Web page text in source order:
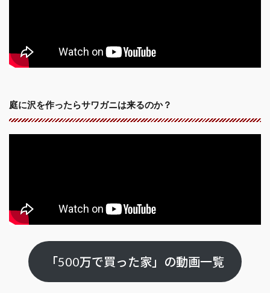
庭に沢を作ったらサワガニは来るのか？
「500万で買った家」の動画一覧